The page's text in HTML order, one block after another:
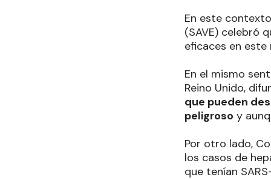
En este
(SAVE) celebró
eficaces en este
En el mismo
Reino Unido,
que pueden
peligroso y
Por otro lado,
los casos de
que tenían